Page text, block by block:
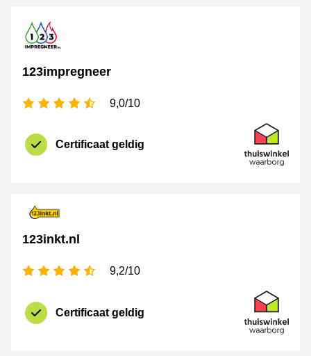
123impregneer
4,5 sterren
9,0/10
Certificaat geldig
certificaat
Thuiswinkel
123inkt.nl
4,5 sterren
9,2/10
Certificaat geldig
certificaat
Thuiswinkel